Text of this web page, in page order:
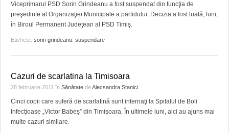
FARMACII DIN TIMIŞOARA
HARTA TIMIŞOAREI
SFATUL MEDICULUI
SFATURI JURIDICE
Viceprimarul PSD Sorin Grindeanu a fost suspendat din funcţia de
preşedinte al Organizaţiei Municipale a partidului. Decizia a fost luată, luni,
în Biroul Permanent Judeţean al PSD Timiş.
Etichete: sorin grindeanu suspendare
Cazuri de scarlatina la Timisoara
28 februarie 2011 în Sănătate deAlecsandra Stanici
Cinci copii care suferă de scarlatină sunt internaţi la Spitalul de Boli
Infecţioase „Victor Babeş” din Timişoara. În ultimele luni, aici au ajuns mai
multe cazuri similare.